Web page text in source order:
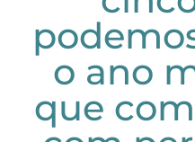
o ano
que